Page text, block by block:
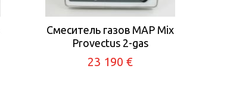
Смеситель газов MAP Mix
Provectus 2-gas
23 190 €